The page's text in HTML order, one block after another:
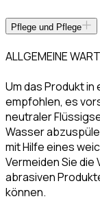
Pflege und Pflege
ALLGEMEINE
Um das Produkt
empfohlen, es
neutraler
Wasser
mit Hilfe eines
Vermeiden Sie
abrasiven
können.